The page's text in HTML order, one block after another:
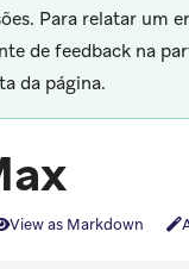
Para relatar um
de feedback na
da página.
View as Markdown